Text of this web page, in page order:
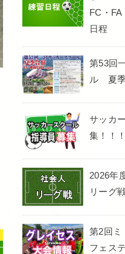
FC・
日程
第53回
ル 夏
サッカ
集！！！
2026
リーグ
第2回ミ
フェス